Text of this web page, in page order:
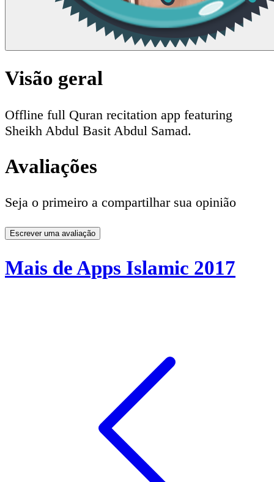
Visão geral
Offline full Quran recitation app featuring
Sheikh Abdul Basit Abdul Samad.
Avaliações
Seja o primeiro a compartilhar sua opinião
Escrever uma avaliação
Mais de Apps Islamic 2017